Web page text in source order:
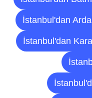
İstanbul'dan
İstanbul'dan